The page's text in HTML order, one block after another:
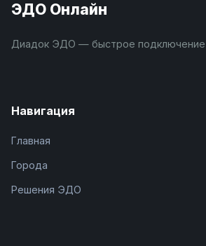
ЭДО Онлайн
Диадок ЭДО — быстрое подключение
Навигация
Главная
Города
Решения ЭДО